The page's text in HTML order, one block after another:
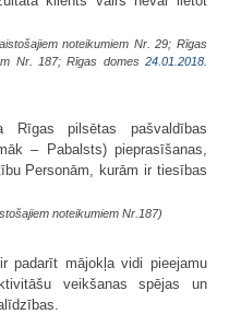
noteikumiem Nr. 29; Rīgas
Nr. 187; Rīgas domes 24.01.2018.
Rīgas pilsētas pašvaldības
– Pabalsts) pieprasīšanas,
Personām, kurām ir tiesības
noteikumiem Nr.187)
padarīt mājokļa vidi pieejamu
veikšanas spējas un